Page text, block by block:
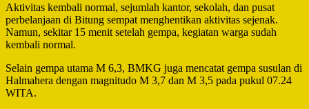
Aktivitas kembali normal, sejumlah kantor, sekolah, dan pusat
perbelanjaan di Bitung sempat menghentikan aktivitas sejenak.
Namun, sekitar 15 menit setelah gempa, kegiatan warga sudah
kembali normal.
Selain gempa utama M 6,3, BMKG juga mencatat gempa susulan di
Halmahera dengan magnitudo M 3,7 dan M 3,5 pada pukul 07.24
WITA.